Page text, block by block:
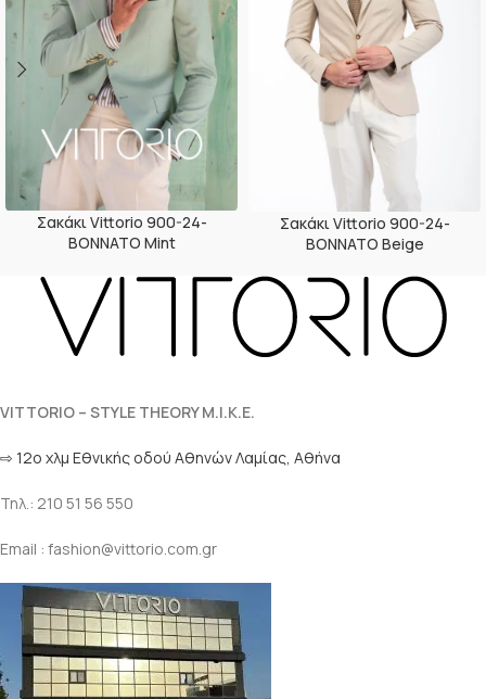
Σακάκι Vittorio 900-24-
BONNATO Mint
Σακάκι Vittorio 900-24-
BONNATO Beige
VITTORIO – STYLE THEORY M.I.K.E.
⇨ 12ο χλμ Eθνικής οδού Αθηνών Λαμίας, Αθήνα
Τηλ.: 210 51 56 550
Email : fashion@vittorio.com.gr